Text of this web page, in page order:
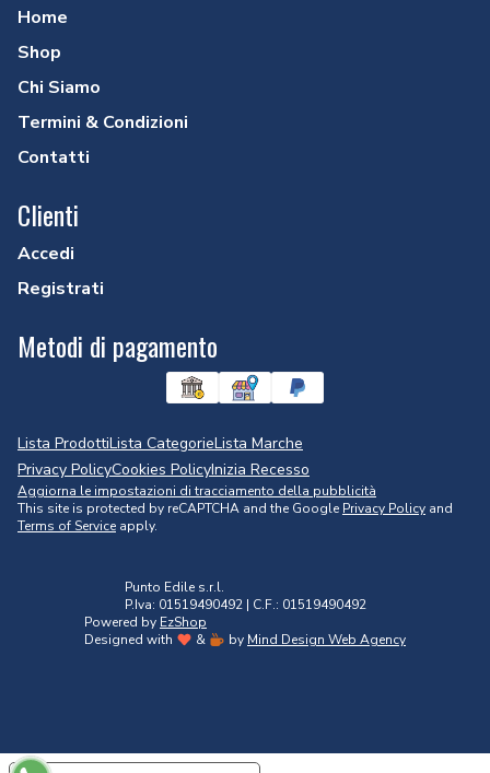
Home
Shop
Chi Siamo
Termini & Condizioni
Contatti
Clienti
Accedi
Registrati
Metodi di pagamento
Lista ProdottiLista CategorieLista Marche
Privacy PolicyCookies PolicyInizia Recesso
Aggiorna le impostazioni di tracciamento della pubblicità
This site is protected by reCAPTCHA and the Google Privacy Policy and
Terms of Service apply.
Punto Edile s.r.l.
P.Iva: 01519490492 | C.F.: 01519490492
Powered by EzShop
Designed with
& by Mind Design Web Agency